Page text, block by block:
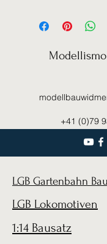
+41 (0)79
LGB Gartenbahn
LGB Lokomotiven
1:14 Bausatz